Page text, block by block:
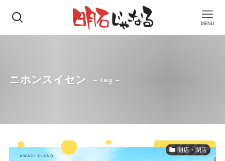
MENU
ニホンスイセン – tag –
開店・閉店